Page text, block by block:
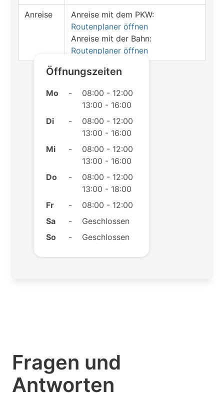
Anreise
Anreise mit dem PKW:
Routenplaner öffnen
Anreise mit der Bahn:
Routenplaner öffnen
Öffnungszeiten
Mo -
08:00 - 12:00
13:00 - 16:00
Di
-
08:00 - 12:00
13:00 - 16:00
Mi
-
08:00 - 12:00
13:00 - 16:00
Do
-
08:00 - 12:00
13:00 - 18:00
Fr
-
08:00 - 12:00
Sa
-
Geschlossen
So
- Geschlossen
Fragen und
Antworten